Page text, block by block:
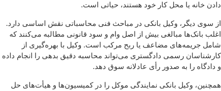
دادن خانه یا محل کار خود هستند، حیاتی است.
از سوی دیگر، وکیل بانکی در مباحث فنی محاسباتی نقش اساسی دارد.
اغلب بانک‌ها مبالغی بیش از اصل وام و سود قانونی مطالبه می‌کنند که
شامل جریمه‌های مضاعف یا ربح مرکب است. وکیل با بهره‌گیری از
کارشناسان رسمی دادگستری می‌تواند محاسبه دقیق بدهی را انجام داده
و دادگاه را به صدور رأی عادلانه سوق دهد.
همچنین، وکیل بانکی نمایندگی موکل را در کمیسیون‌ها و هیأت‌های حل